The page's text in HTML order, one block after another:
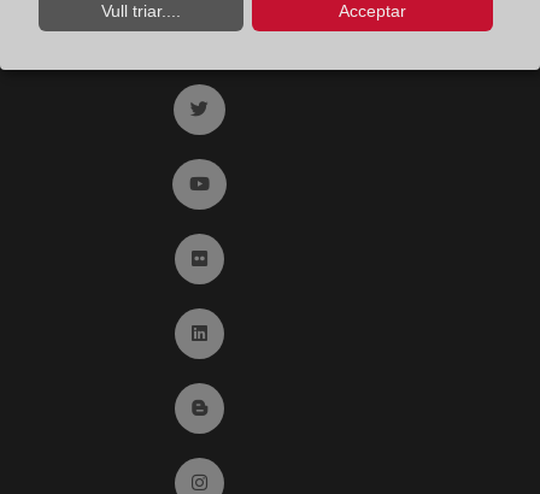
Ir a facebook (abre en ventana nueva)
Ir a twitter (abre en ventana nueva)
Ir a YouTube (abre en ventana nueva)
Ir a Flickr (abre en ventana nueva)
Ir a Linkedin (abre en ventana nueva)
Ir al Blog (abre en ventana nueva)
Ir a Instagram (abre en ventana nueva)
Vull triar.... Acceptar